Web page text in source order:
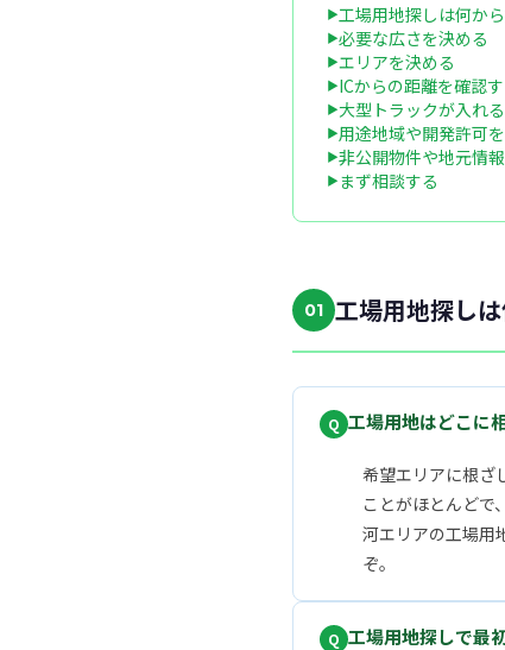
工場用地探しは何か
必要な広さを決める
エリアを決める
ICからの距離を確認
大型トラックが入れ
用途地域や開発許可
非公開物件や地元情
まず相談する
01 工場用地探し
工場用地はどこに
希望エリアに根ざ
ことがほとんどで
河エリアの工場用
ぞ。
工場用地探しで最